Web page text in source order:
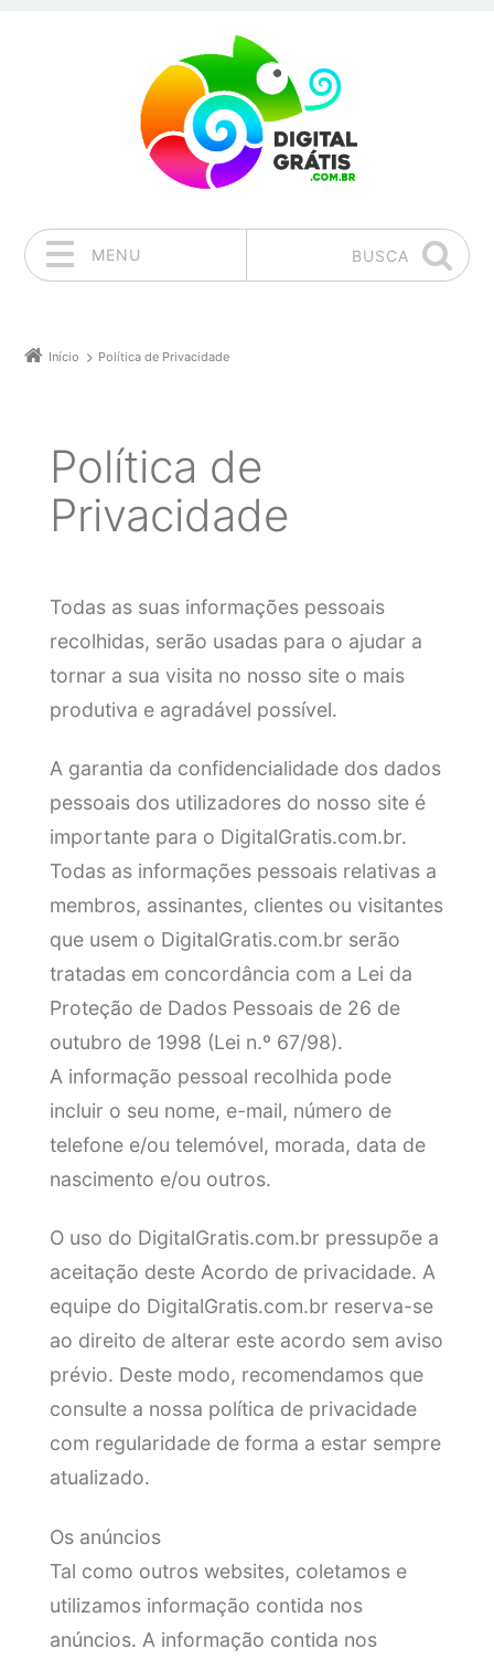
MENU BUSCA
Início Política de Privacidade
Política de
Privacidade
Todas as suas informações pessoais
recolhidas, serão usadas para o ajudar a
tornar a sua visita no nosso site o mais
produtiva e agradável possível.
A garantia da confidencialidade dos dados
pessoais dos utilizadores do nosso site é
importante para o DigitalGratis.com.br.
Todas as informações pessoais relativas a
membros, assinantes, clientes ou visitantes
que usem o DigitalGratis.com.br serão
tratadas em concordância com a Lei da
Proteção de Dados Pessoais de 26 de
outubro de 1998 (Lei n.º 67/98).
A informação pessoal recolhida pode
incluir o seu nome, e-mail, número de
telefone e/ou telemóvel, morada, data de
nascimento e/ou outros.
O uso do DigitalGratis.com.br pressupõe a
aceitação deste Acordo de privacidade. A
equipe do DigitalGratis.com.br reserva-se
ao direito de alterar este acordo sem aviso
prévio. Deste modo, recomendamos que
consulte a nossa política de privacidade
com regularidade de forma a estar sempre
atualizado.
Os anúncios
Tal como outros websites, coletamos e
utilizamos informação contida nos
anúncios. A informação contida nos